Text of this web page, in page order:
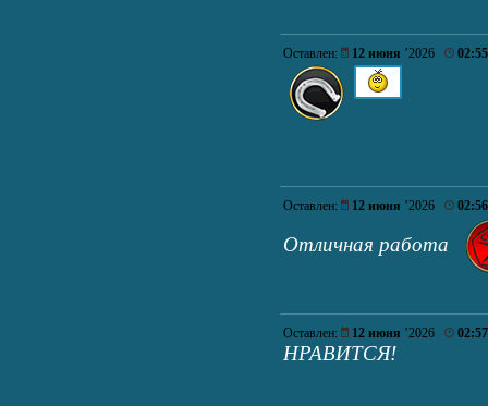
Оставлен: 12 июня ’2026 02:55
Оставлен: 12 июня ’2026 02:56
Отличная работа
Оставлен: 12 июня ’2026 02:57
НРАВИТСЯ!